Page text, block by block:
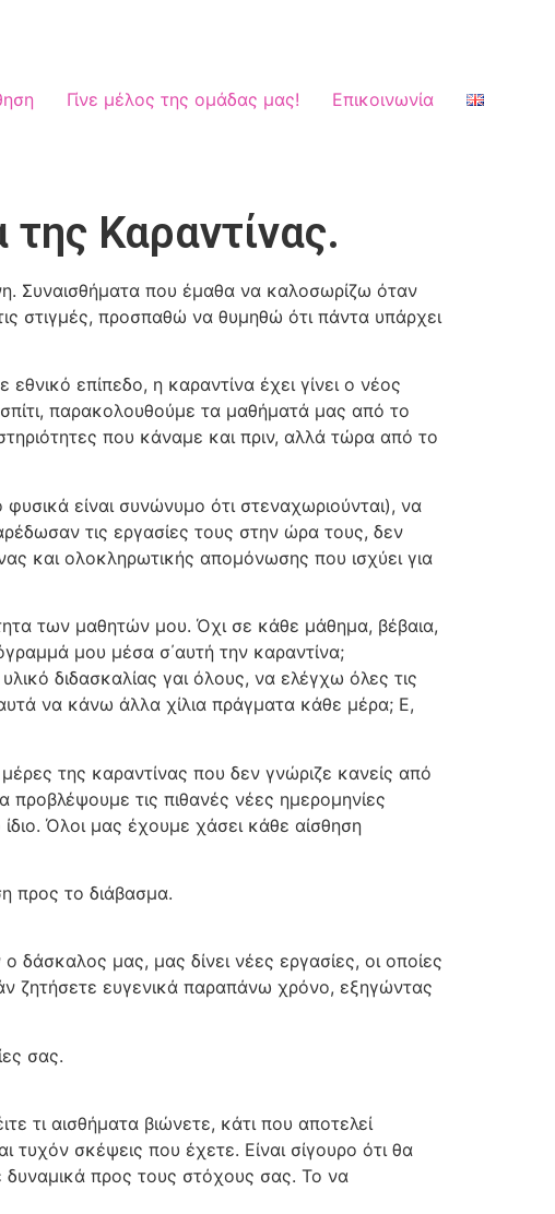
Γίνε μέλος της ομάδας μας! Επικοινωνία
Καραντίνας.
Συναισθήματα που έμαθα να καλοσωρίζω όταν
στιγμές, προσπαθώ να θυμηθώ ότι πάντα υπάρχει
επίπεδο, η καραντίνα έχει γίνει ο νέος
παρακολουθούμε τα μαθήματά μας από το
που κάναμε και πριν, αλλά τώρα από το
είναι συνώνυμο ότι στεναχωριούνται), να
τις εργασίες τους στην ώρα τους, δεν
και ολοκληρωτικής απομόνωσης που ισχύει για
των μαθητών μου. Όχι σε κάθε μάθημα, βέβαια,
μου μέσα σ΄αυτή την καραντίνα;
διδασκαλίας γαι όλους, να ελέγχω όλες τις
να κάνω άλλα χίλια πράγματα κάθε μέρα; Ε,
της καραντίνας που δεν γνώριζε κανείς από
τις πιθανές νέες ημερομηνίες
Όλοι μας έχουμε χάσει κάθε αίσθηση
προς το διάβασμα.
μας, μας δίνει νέες εργασίες, οι οποίες
ζητήσετε ευγενικά παραπάνω χρόνο, εξηγώντας
σας.
τι αισθήματα βιώνετε, κάτι που αποτελεί
τυχόν σκέψεις που έχετε. Είναι σίγουρο ότι θα
δυναμικά προς τους στόχους σας. Το να